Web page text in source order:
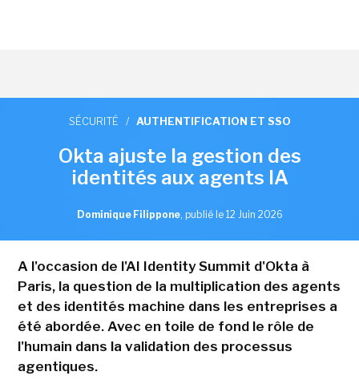
SÉCURITÉ / AUTHENTIFICATION ET SSO
Okta ajuste la gestion des
identités aux agents IA
Dominique Filippone, publié le 12 Juin 2026
A l'occasion de l'AI Identity Summit d'Okta à
Paris, la question de la multiplication des agents
et des identités machine dans les entreprises a
été abordée. Avec en toile de fond le rôle de
l'humain dans la validation des processus
agentiques.